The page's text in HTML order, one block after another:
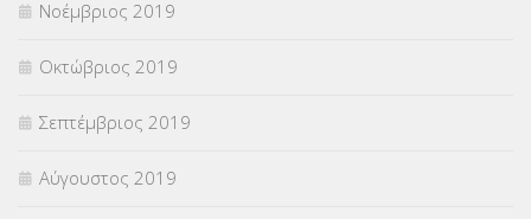
Νοέμβριος 2019
Οκτώβριος 2019
Σεπτέμβριος 2019
Αύγουστος 2019